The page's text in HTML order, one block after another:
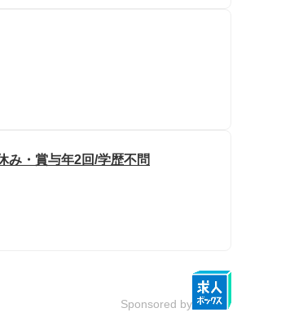
み・賞与年2回/学歴不問
Sponsored by